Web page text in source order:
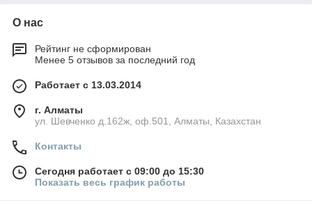
О нас
Рейтинг не сформирован
Менее 5 отзывов за последний год
Работает с 13.03.2014
г. Алматы
ул. Шевченко д.162ж, оф.501, Алматы, Казахстан
Контакты
Сегодня работает с 09:00 до 15:30
Показать весь график работы